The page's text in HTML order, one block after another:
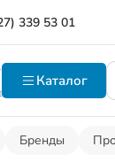
339 53 01
Каталог
Бренды